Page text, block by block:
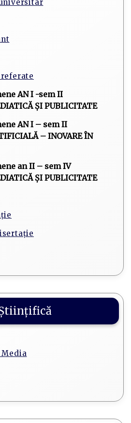
AN I -sem II
ȘI PUBLICITATE
AN I – sem II
– INOVARE ÎN
an II – sem IV
ȘI PUBLICITATE